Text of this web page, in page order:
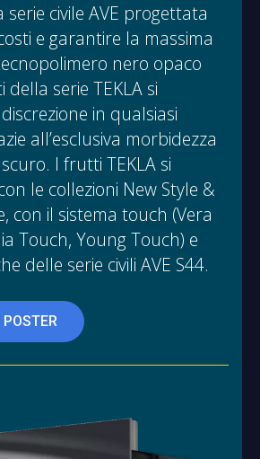
serie civile AVE progettata
e garantire la massima
nero opaco
della serie TEKLA si
in qualsiasi
all’esclusiva morbidezza
I frutti TEKLA si
le collezioni New Style &
con il sistema touch (Vera
Touch, Young Touch) e
delle serie civili AVE S44.